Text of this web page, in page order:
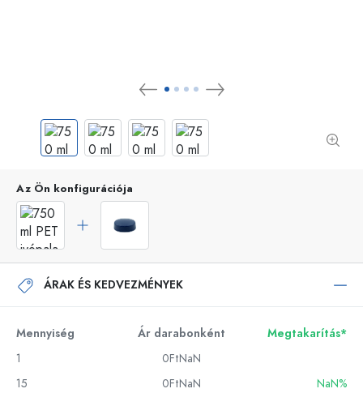
Az Ön konfigurációja
ÁRAK ÉS KEDVEZMÉNYEK
Mennyiség Ár darabonként
Megtakarítás*
1
0FtNaN
15
0FtNaN
NaN%